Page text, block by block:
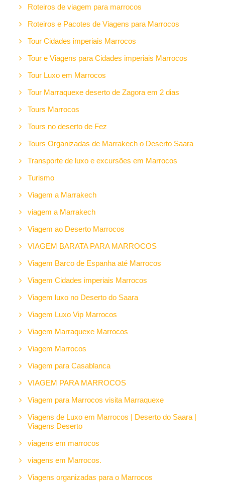
Roteiros de viagem para marrocos
Roteiros e Pacotes de Viagens para Marrocos
Tour Cidades imperiais Marrocos
Tour e Viagens para Cidades imperiais Marrocos
Tour Luxo em Marrocos
Tour Marraquexe deserto de Zagora em 2 dias
Tours Marrocos
Tours no deserto de Fez
Tours Organizadas de Marrakech o Deserto Saara
Transporte de luxo e excursões em Marrocos
Turismo
Viagem a Marrakech
viagem a Marrakech
Viagem ao Deserto Marrocos
VIAGEM BARATA PARA MARROCOS
Viagem Barco de Espanha até Marrocos
Viagem Cidades imperiais Marrocos
Viagem luxo no Deserto do Saara
Viagem Luxo Vip Marrocos
Viagem Marraquexe Marrocos
Viagem Marrocos
Viagem para Casablanca
VIAGEM PARA MARROCOS
Viagem para Marrocos visita Marraquexe
Viagens de Luxo em Marrocos | Deserto do Saara |
Viagens Deserto
viagens em marrocos
viagens em Marrocos.
Viagens organizadas para o Marrocos